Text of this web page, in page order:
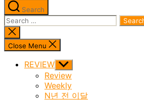
Search
Search
for:
Close
search
Close Menu
REVIEW Show
sub
menu
Review
Weekly
N년 전 이달